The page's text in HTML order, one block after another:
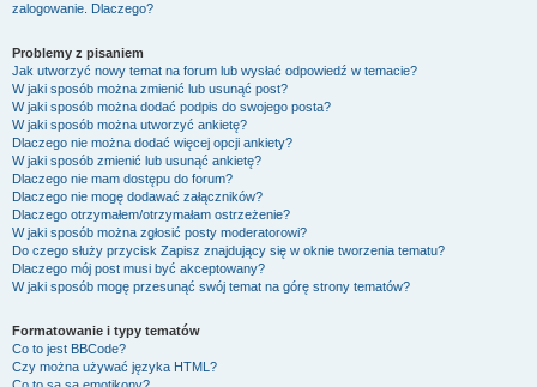
zalogowanie. Dlaczego?
Problemy z pisaniem
Jak utworzyć nowy temat na forum lub wysłać odpowiedź w temacie?
W jaki sposób można zmienić lub usunąć post?
W jaki sposób można dodać podpis do swojego posta?
W jaki sposób można utworzyć ankietę?
Dlaczego nie można dodać więcej opcji ankiety?
W jaki sposób zmienić lub usunąć ankietę?
Dlaczego nie mam dostępu do forum?
Dlaczego nie mogę dodawać załączników?
Dlaczego otrzymałem/otrzymałam ostrzeżenie?
W jaki sposób można zgłosić posty moderatorowi?
Do czego służy przycisk Zapisz znajdujący się w oknie tworzenia tematu?
Dlaczego mój post musi być akceptowany?
W jaki sposób mogę przesunąć swój temat na górę strony tematów?
Formatowanie i typy tematów
Co to jest BBCode?
Czy można używać języka HTML?